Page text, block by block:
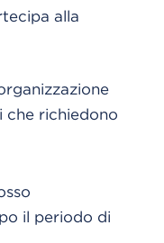
alla
che richiedono
il periodo di